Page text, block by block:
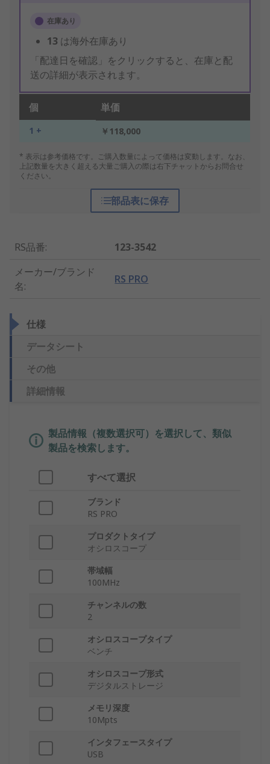
在庫あり
13 は海外在庫あり
「配達日を確認」をクリックすると、在庫と配
送の詳細が表示されます。
個 単価
1 + ￥118,000
* 表示は参考価格です。ご購入数量によって価格は変動します。なお、
上記数量を大きく超える大量ご購入の際は右下チャットからお問合せ
ください。
部品表に保存
RS品番:
123-3542
メーカー/ブランド
名:
RS PRO
仕様
データシート
その他
詳細情報
製品情報（複数選択可）を選択して、類似
製品を検索します。
すべて選択
ブランド
RS PRO
プロダクトタイプ
オシロスコープ
帯域幅
100MHz
チャンネルの数
2
オシロスコープタイプ
ベンチ
オシロスコープ形式
デジタルストレージ
メモリ深度
10Mpts
インタフェースタイプ
USB